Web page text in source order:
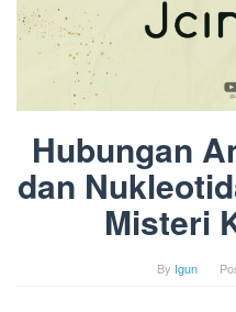
Hubungan
dan
Misteri
By Igun